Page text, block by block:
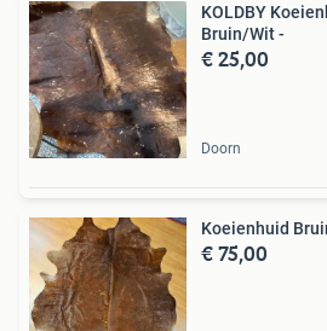
KOLDBY
Bruin/Wit -
€ 25,00
Doorn
Koeienhuid
€ 75,00